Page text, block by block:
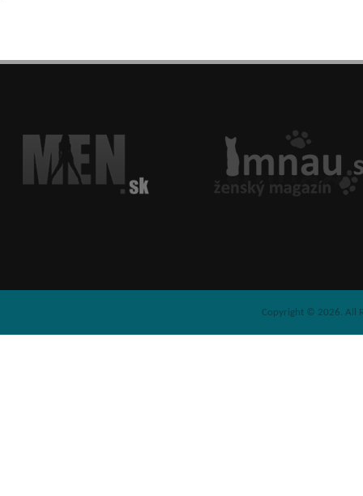
Copyright © 2026. All